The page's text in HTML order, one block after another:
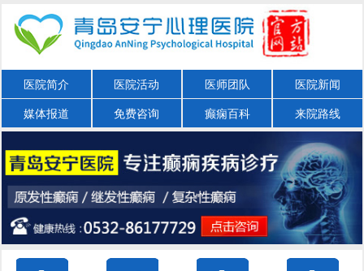
医院简介 医院活动 医师团队 医院新闻
媒体报道 免费咨询 癫痫百科 来院路线